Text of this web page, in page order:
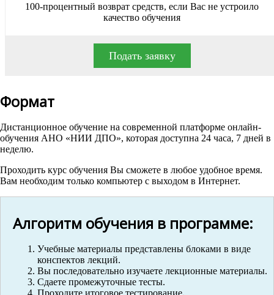
100-процентный возврат средств, если Вас не устроило
качество обучения
Подать заявку
Формат
Дистанционное обучение на современной платформе онлайн-
обучения АНО «НИИ ДПО», которая доступна 24 часа, 7 дней в
неделю.
Проходить курс обучения Вы сможете в любое удобное время.
Вам необходим только компьютер с выходом в Интернет.
Алгоритм обучения в программе:
Учебные материалы представлены блоками в виде
конспектов лекций.
Вы последовательно изучаете лекционные материалы.
Сдаете промежуточные тесты.